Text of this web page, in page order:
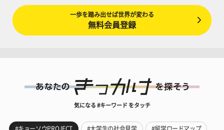
一歩を踏み出せば世界が変わる
無料会員登録
気になる #キーワード をタッチ
#キョーソウPROJECT #大学生の社会見学 #留学ロードマップ